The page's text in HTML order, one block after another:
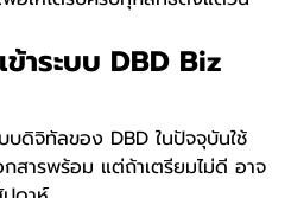
าระบบ DBD Biz
บดิจิทัลของ DBD ในปัจจุบันใช้
กสารพร้อม แต่ถ้าเตรียมไม่ดี อาจ